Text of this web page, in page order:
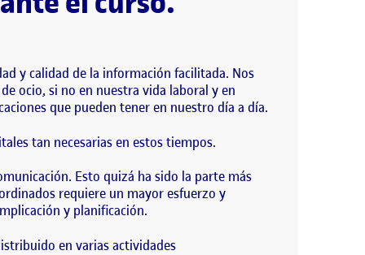
y calidad de la información facilitada. Nos
ocio, si no en nuestra vida laboral y en
que pueden tener en nuestro día a día.
tan necesarias en estos tiempos.
Esto quizá ha sido la parte más
requiere un mayor esfuerzo y
y planificación.
en varias actividades